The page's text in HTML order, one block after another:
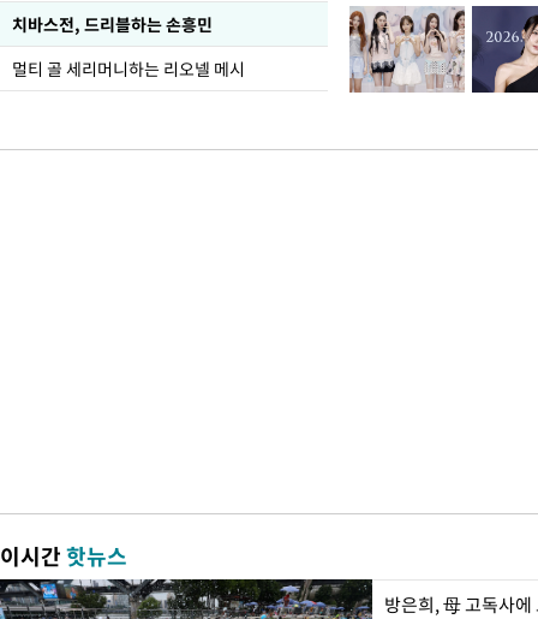
치바스전, 드리블하는 손흥민
멀티 골 세리머니하는 리오넬 메시
이시간핫뉴스
방은희, 母 고독사